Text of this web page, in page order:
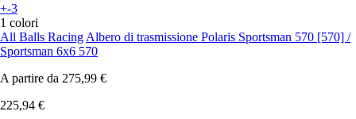
+-3
1 colori
All Balls Racing Albero di trasmissione Polaris Sportsman 570 [570] /
Sportsman 6x6 570
A partire da 275,99 €
225,94 €